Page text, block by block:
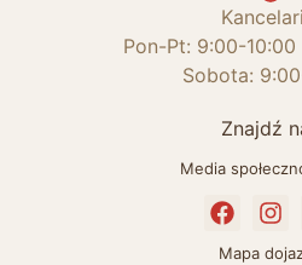
Pon-Pt: 9:00-10:00
Sobota:
Znajdź
Media
Mapa